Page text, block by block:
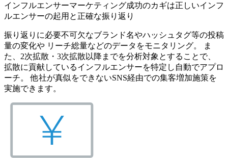
インフルエンサーマーケティング成功のカギは正しいインフ
ルエンサーの起用と正確な振り返り
振り返りに必要不可欠なブランド名やハッシュタグ等の投稿
量の変化や リーチ総量などのデータをモニタリング。 ま
た、2次拡散・3次拡散以降までを分析対象とすることで、
拡散に貢献しているインフルエンサーを特定し自動でアプロ
ーチ。 他社が真似をできないSNS経由での集客増加施策を
実施できます。